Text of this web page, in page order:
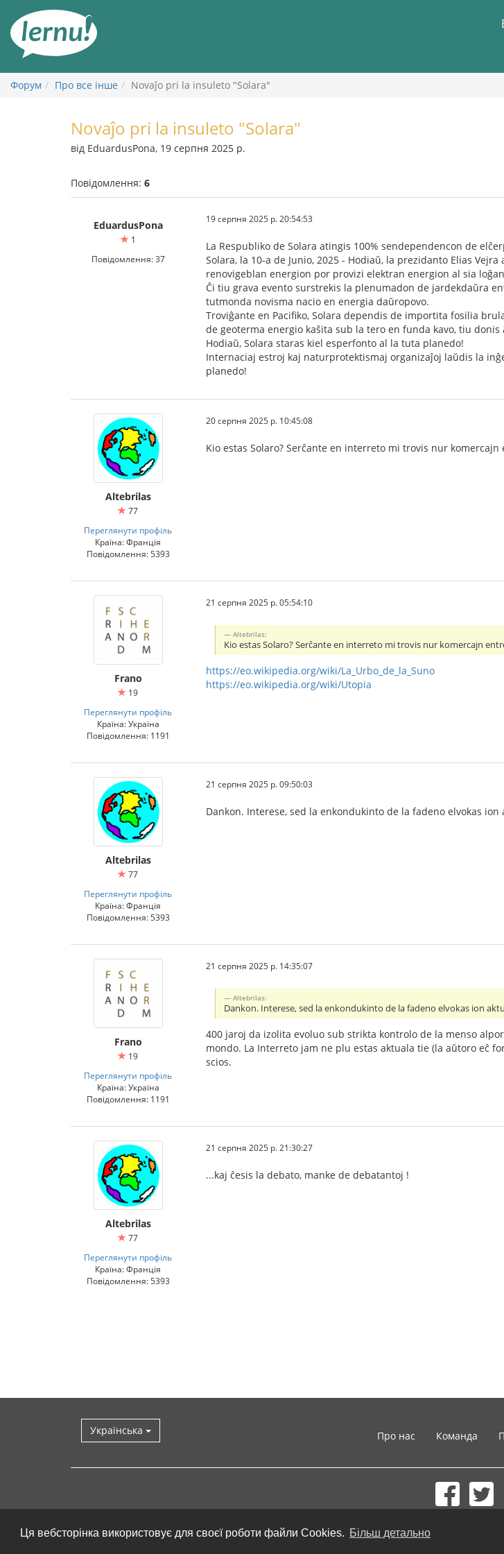
Ця вебсторінка використовує для своєї роботи файли Cookies. Більш детально
змісту
Форум Про все інше Novaĵo pri la insuleto "Solara"
Novaĵo pri la insuleto "Solara"
від EduardusPona, 19 серпня 2025 р.
Повідомлення: 6
EduardusPona
1
Повідомлення: 37
19 серпня 2025 р. 20:54:53
La Respubliko de Solara atingis 100% sendependencon de
Solara, la 10-a de Junio, 2025 - Hodiaŭ, la prezidanto Elias
renovigeblan energion por provizi elektran energion al sia
Ĉi tiu grava evento surstrekis la plenumadon de jardekdaŭra
tutmonda novisma nacio en energia daŭropovo.
Troviĝante en Pacifiko, Solara dependis de importita fosilia
de geoterma energio kaŝita sub la tero en funda kavo, tiu
Hodiaŭ, Solara staras kiel esperfonto al la tuta planedo!
Internaciaj estroj kaj naturprotektismaj organizaĵoj laŭdis la
planedo!
Altebrilas
77
Переглянути профіль
Країна: Франція
Повідомлення: 5393
20 серпня 2025 р. 10:45:08
Kio estas Solaro? Serĉante en interreto mi trovis nur
Frano
19
Переглянути профіль
Країна: Україна
Повідомлення: 1191
21 серпня 2025 р. 05:54:10
Altebrilas:
Kio estas Solaro? Serĉante en interreto mi trovis nur komercajn
https://eo.wikipedia.org/wiki/La_Urbo_de_la_Suno
https://eo.wikipedia.org/wiki/Utopia
Altebrilas
77
Переглянути профіль
Країна: Франція
Повідомлення: 5393
21 серпня 2025 р. 09:50:03
Dankon. Interese, sed la enkondukinto de la fadeno elvokas
Frano
19
Переглянути профіль
Країна: Україна
Повідомлення: 1191
21 серпня 2025 р. 14:35:07
Altebrilas:
Dankon. Interese, sed la enkondukinto de la fadeno elvokas ion
400 jaroj da izolita evoluo sub strikta kontrolo de la menso
mondo. La Interreto jam ne plu estas aktuala tie (la aŭtoro eĉ
scios.
Altebrilas
77
Переглянути профіль
Країна: Франція
Повідомлення: 5393
21 серпня 2025 р. 21:30:27
...kaj ĉesis la debato, manke de debatantoj !
Українська Про нас Команда